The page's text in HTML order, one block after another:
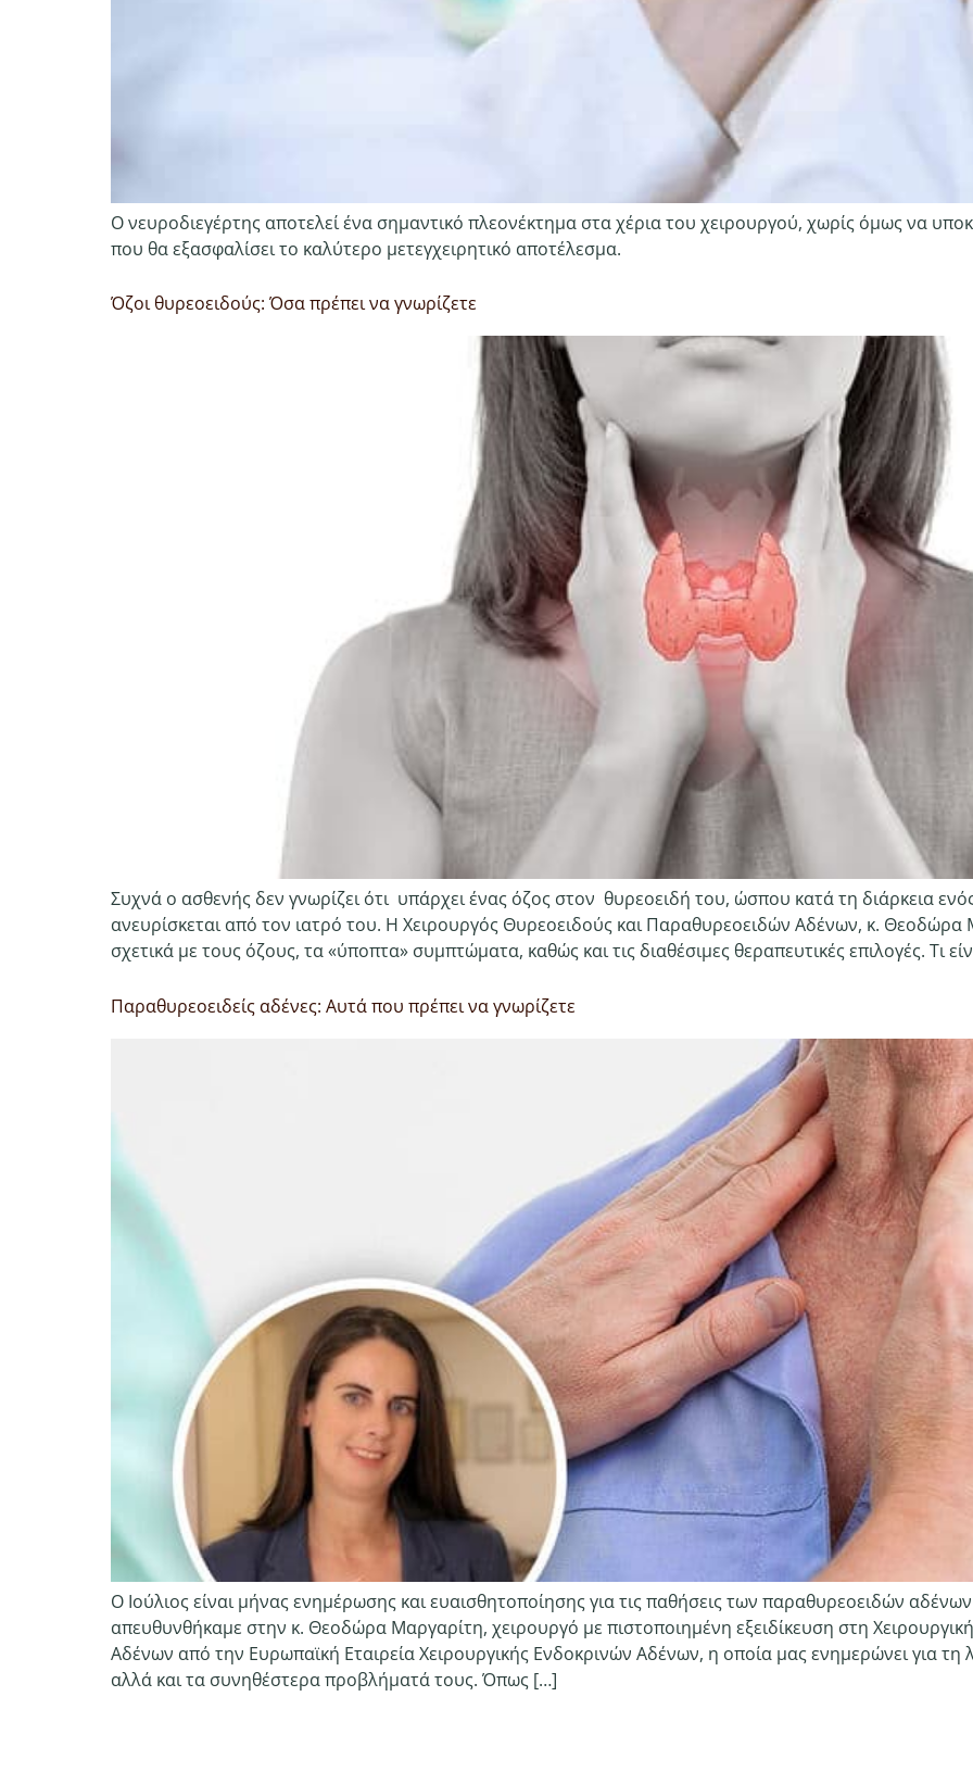
Ο νευροδιεγέρτης αποτελεί ένα σημαντικό πλεονέκτημα στα χέρια του χειρουργού, χωρίς όμως να
που θα εξασφαλίσει το καλύτερο μετεγχειρητικό αποτέλεσμα.
Όζοι θυρεοειδούς: Όσα πρέπει να γνωρίζετε
Συχνά ο ασθενής δεν γνωρίζει ότι υπάρχει ένας όζος στον θυρεοειδή του, ώσπου κατά τη διάρκεια
ανευρίσκεται από τον ιατρό του. Η Χειρουργός Θυρεοειδούς και Παραθυρεοειδών Αδένων, κ. Θεοδώρα
σχετικά με τους όζους, τα «ύποπτα» συμπτώματα, καθώς και τις διαθέσιμες θεραπευτικές επιλογές. Τι
Παραθυρεοειδείς αδένες: Αυτά που πρέπει να γνωρίζετε
Ο Ιούλιος είναι μήνας ενημέρωσης και ευαισθητοποίησης για τις παθήσεις των παραθυρεοειδών
απευθυνθήκαμε στην κ. Θεοδώρα Μαργαρίτη, χειρουργό με πιστοποιημένη εξειδίκευση στη
Αδένων από την Ευρωπαϊκή Εταιρεία Χειρουργικής Ενδοκρινών Αδένων, η οποία μας ενημερώνει για
αλλά και τα συνηθέστερα προβλήματά τους. Όπως […]